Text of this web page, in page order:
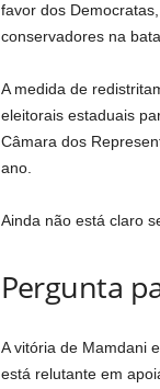
favor dos
conservadores na
A medida de
eleitorais estaduais
Câmara dos
ano.
Ainda não está claro
Pergunta
A vitória de Mamdani
está relutante em